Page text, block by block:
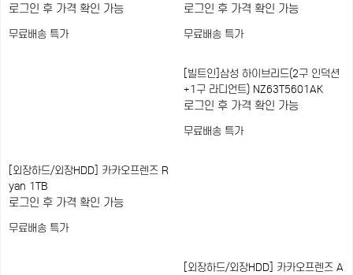
로그인 후 가격 확인 가능
무료배송 특가
로그인 후 가격 확인 가능
무료배송 특가
[빌트인]삼성 하이브리드(2구 인덕션
+1구 라디언트) NZ63T5601AK
로그인 후 가격 확인 가능
무료배송 특가
[외장하드/외장HDD] 카카오프렌즈 R
yan 1TB
로그인 후 가격 확인 가능
무료배송 특가
[외장하드/외장HDD] 카카오프렌즈 A